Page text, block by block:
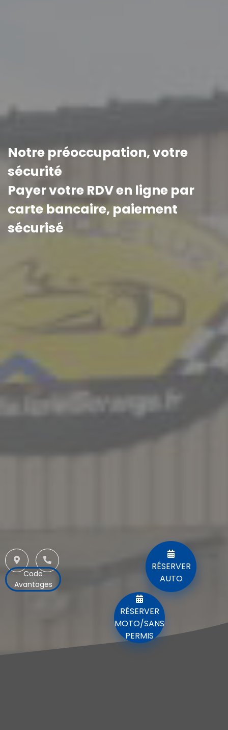
Notre préoccupation, votre
sécurité
Payer votre RDV en ligne par
carte bancaire, paiement
sécurisé
Code
Avantages
RÉSERVER
AUTO
RÉSERVER
MOTO/SANS
PERMIS